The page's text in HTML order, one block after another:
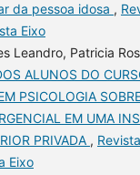
da pessoa idosa ,
Eixo
Leandro, Patricia
ALUNOS DO
PSICOLOGIA
EM UMA
PRIVADA ,
Eixo